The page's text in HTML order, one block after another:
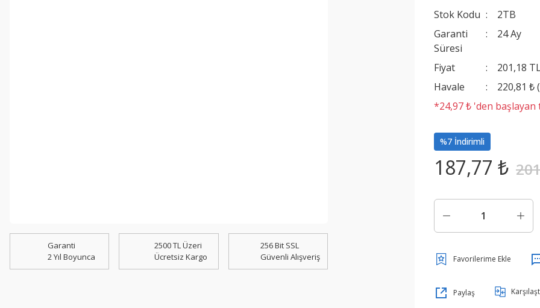
Garanti
2 Yıl Boyunca
2500 TL Üzeri
Ücretsiz Kargo
256 Bit SSL
Güvenli Alışveriş
Stok Kodu
2TB
Garanti
Süresi
24 Ay
Fiyat
201,18
Havale
220,81 ₺
*24,97 ₺ 'den
%7 İndirimli
187,77 ₺
Paylaş